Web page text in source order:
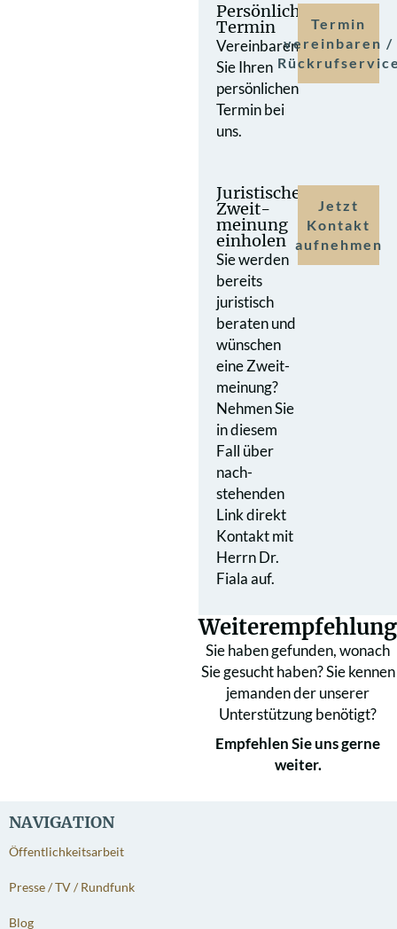
NAVIGATION
Öffentlichkeitsarbeit
Presse / TV / Rundfunk
Blog
Persönlicher
Termin
Vereinbaren
Sie Ihren
persönlichen
Termin bei
uns.
Termin
vereinbaren /
Juristische
Zweit­
meinung
einholen
Sie werden
bereits
juristisch
beraten und
wünschen
eine Zweit­
meinung?
Nehmen Sie
in diesem
Fall über
nach­
stehenden
Link direkt
Kontakt mit
Herrn Dr.
Fiala auf.
Jetzt
Kontakt
aufnehmen
Weiterempfehlung
Sie haben gefunden, wonach
Sie gesucht haben? Sie kennen
jemanden der unserer
Unterstützung benötigt?
Empfehlen Sie uns gerne
weiter.